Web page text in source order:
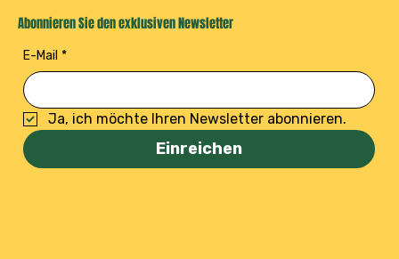
Abonnieren Sie den exklusiven Newsletter
E-Mail *
Ja, ich möchte Ihren Newsletter abonnieren.
Einreichen